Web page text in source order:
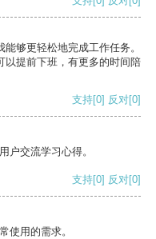
够更轻松地完成工作任务。
以提前下班，有更多的时间陪
支持[0] 反对[0]
户交流学习心得。
支持[0] 反对[0]
使用的需求。